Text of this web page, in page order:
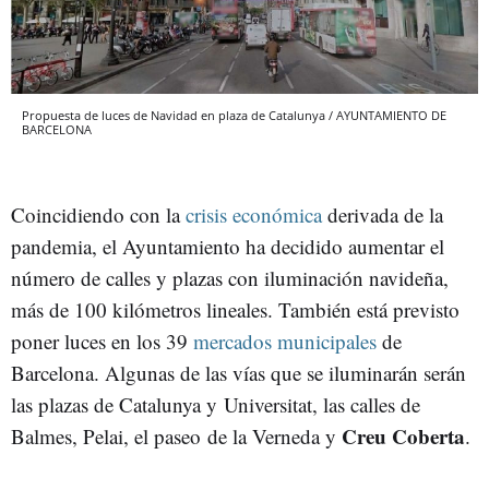
Propuesta de luces de Navidad en plaza de Catalunya / AYUNTAMIENTO DE
BARCELONA
Coincidiendo con lacrisis económicaderivada de la
pandemia, el Ayuntamiento ha decidido aumentar el
número de calles y plazas con iluminación navideña,
más de 100 kilómetros lineales. También está previsto
poner luces en los 39 mercados municipales de
Barcelona. Algunas de las vías que se iluminarán serán
las plazas de Catalunya y Universitat, las calles de
Balmes, Pelai, el paseo de la Verneda y Creu Coberta.